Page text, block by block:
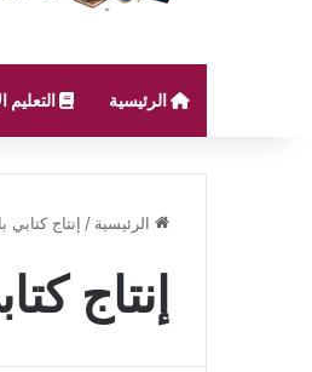
الرئيسية التعليم
الرئيسية / إنتاج كتابي
إنتاج